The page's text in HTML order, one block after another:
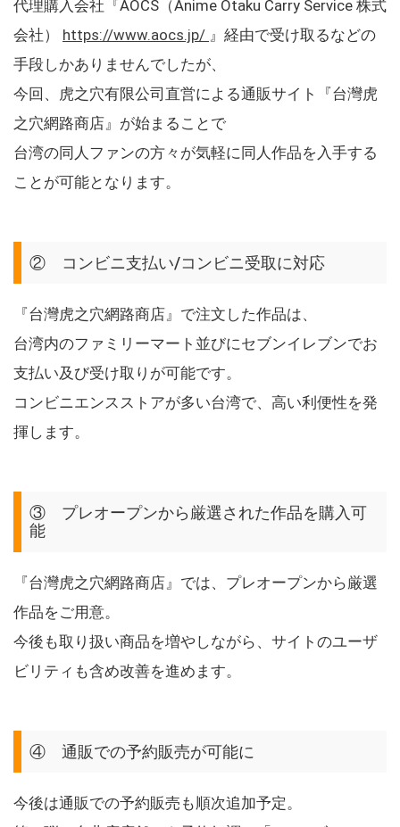
代理購入会社『AOCS（Anime Otaku Carry Service 株式
会社） https://www.aocs.jp/ 』経由で受け取るなどの
手段しかありませんでしたが、
今回、虎之穴有限公司直営による通販サイト『台灣虎
之穴網路商店』が始まることで
台湾の同人ファンの方々が気軽に同人作品を入手する
ことが可能となります。
② コンビニ支払い/コンビニ受取に対応
『台灣虎之穴網路商店』で注文した作品は、
台湾内のファミリーマート並びにセブンイレブンでお
支払い及び受け取りが可能です。
コンビニエンスストアが多い台湾で、高い利便性を発
揮します。
③ プレオープンから厳選された作品を購入可
能
『台灣虎之穴網路商店』では、プレオープンから厳選
作品をご用意。
今後も取り扱い商品を増やしながら、サイトのユーザ
ビリティも含め改善を進めます。
④ 通販での予約販売が可能に
今後は通販での予約販売も順次追加予定。